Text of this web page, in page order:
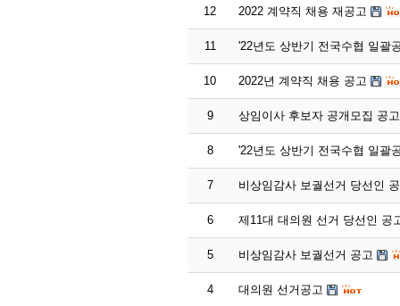
12 2022 계약직 채용 재공고
11 '22년도 상반기 전국수협 일괄
10 2022년 계약직 채용 공고
9 상임이사 후보자 공개모집 공고
8 '22년도 상반기 전국수협 일괄
7 비상임감사 보궐선거 당선인
6 제11대 대의원 선거 당선인 공
5 비상임감사 보궐선거 공고
4 대의원 선거공고